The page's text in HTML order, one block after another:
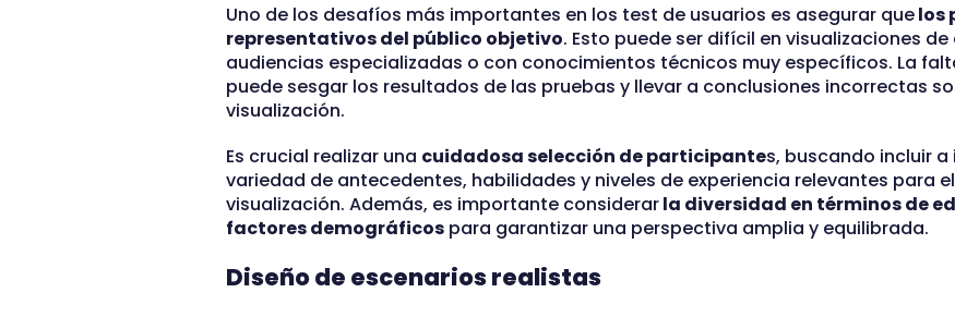
Uno de los desafíos más importantes en los test de usuarios es asegurar quelos
representativos del público objetivo. Esto puede ser difícil en visualizaciones
audiencias especializadas o con conocimientos técnicos muy específicos. La
puede sesgar los resultados de las pruebas y llevar a conclusiones incorrectas
visualización.
Es crucial realizar una cuidadosa selección de participantes, buscando incluir
variedad de antecedentes, habilidades y niveles de experiencia relevantes para
visualización. Además, es importante considerarla diversidad en términos de
factores demográficospara garantizar una perspectiva amplia y equilibrada.
Diseño de escenarios realistas